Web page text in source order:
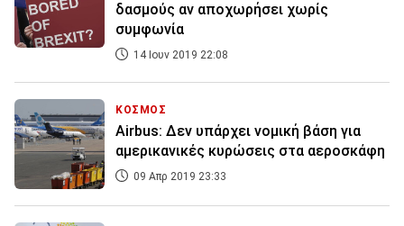
δασμούς αν αποχωρήσει χωρίς
συμφωνία
14 Ιουν 2019 22:08
ΚΟΣΜΟΣ
Airbus: Δεν υπάρχει νομική βάση για
αμερικανικές κυρώσεις στα αεροσκάφη
09 Απρ 2019 23:33